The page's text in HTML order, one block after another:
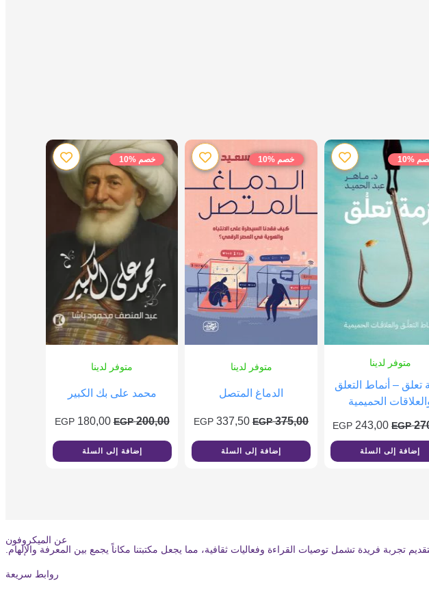
%10
متوفر لدينا
تعلق – أنماط التعلق
الحميمية
EGP
243,00
EGP
إضافة إلى السلة
خصم %10
متوفر لدينا
الدماغ المتصل
375,00
EGP
337,50
EGP
إضافة إلى السلة
خصم %10
متوفر لدينا
محمد على بك الكبير
200,00
EGP
180,00
EGP
إضافة إلى السلة
عن الميكروفون
فريدة تشمل توصيات القراءة وفعاليات ثقافية، مما يجعل مكتبتنا مكاناً يجمع بين المعرفة والإلهام.
روابط سريعة